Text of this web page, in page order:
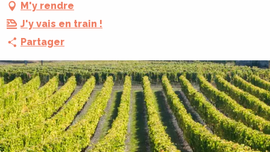
M'y rendre
J'y vais en train !
Partager